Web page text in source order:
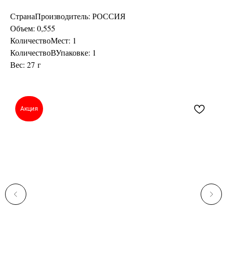
СтранаПроизводитель: РОССИЯ
Объем: 0,555
КоличествоМест: 1
КоличествоВУпаковке: 1
Вес: 27 г
Акция